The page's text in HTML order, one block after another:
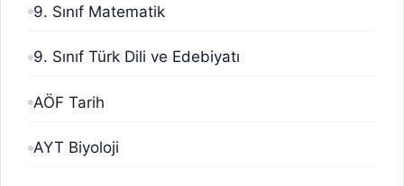
9. Sınıf Matematik
9. Sınıf Türk Dili ve Edebiyatı
AÖF Tarih
AYT Biyoloji